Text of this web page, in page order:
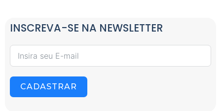
INSCREVA-SE NA NEWSLETTER
CADASTRAR